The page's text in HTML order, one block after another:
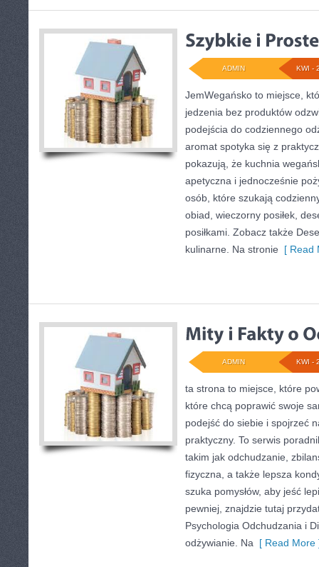
KWI -
ADMIN
JemWegańsko to miejsce,
jedzenia bez produktów
podejścia do codziennego
aromat spotyka się z
pokazują, że kuchnia
apetyczna i jednocześnie
osób, które szukają
obiad, wieczorny posiłek,
posiłkami. Zobacz także
kulinarne. Na stronie [ Read
KWI -
ADMIN
ta strona to miejsce, które
które chcą poprawić swoje
podejść do siebie i spojrzeć
praktyczny. To serwis
takim jak odchudzanie,
fizyczna, a także lepsza
szuka pomysłów, aby jeść
pewniej, znajdzie tutaj
Psychologia Odchudzania i
odżywianie. Na [ Read More